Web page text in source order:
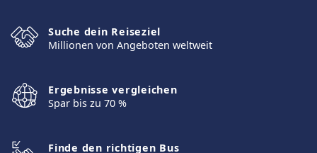
Suche dein Reiseziel
Millionen von Angeboten weltweit
Ergebnisse vergleichen
Spar bis zu 70 %
Finde den richtigen Bus